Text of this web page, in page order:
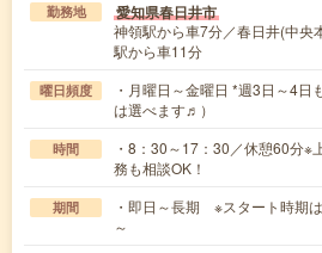
勤務地 愛知県春日井市
神領駅から車7分／春日井(中央
駅から車11分
曜日頻度
・月曜日～金曜日 *週3日～4日
は選べます♬）
時間
・8：30～17：30／休憩60分※
務も相談OK！
期間
・即日～長期 ※スタート時
～